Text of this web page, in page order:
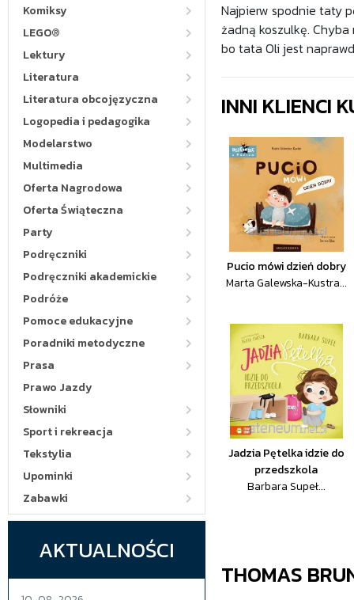
Komiksy
LEGO®
Lektury
Literatura
Literatura obcojęzyczna
Logopedia i pedagogika
Modelarstwo
Multimedia
Oferta Nagrodowa
Oferta Świąteczna
Party
Podręczniki
Podręczniki akademickie
Podróże
Pomoce edukacyjne
Poradniki metodyczne
Prasa
Prawo Jazdy
Słowniki
Sport i rekreacja
Tekstylia
Upominki
Zabawki
AKTUALNOŚCI
Najpierw spodnie taty
żadną koszulkę.
bo tata Oli jest
INNI KLIENCI
Pucio mówi dzień dobry
Marta Galewska-Kustra...
Jadzia Pętelka idzie do
przedszkola
Barbara Supeł...
THOMAS